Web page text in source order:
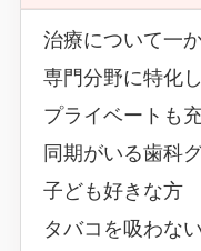
治療について一
専門分野に特化
プライベートも
同期がいる歯科
子ども好きな方
タバコを吸わな